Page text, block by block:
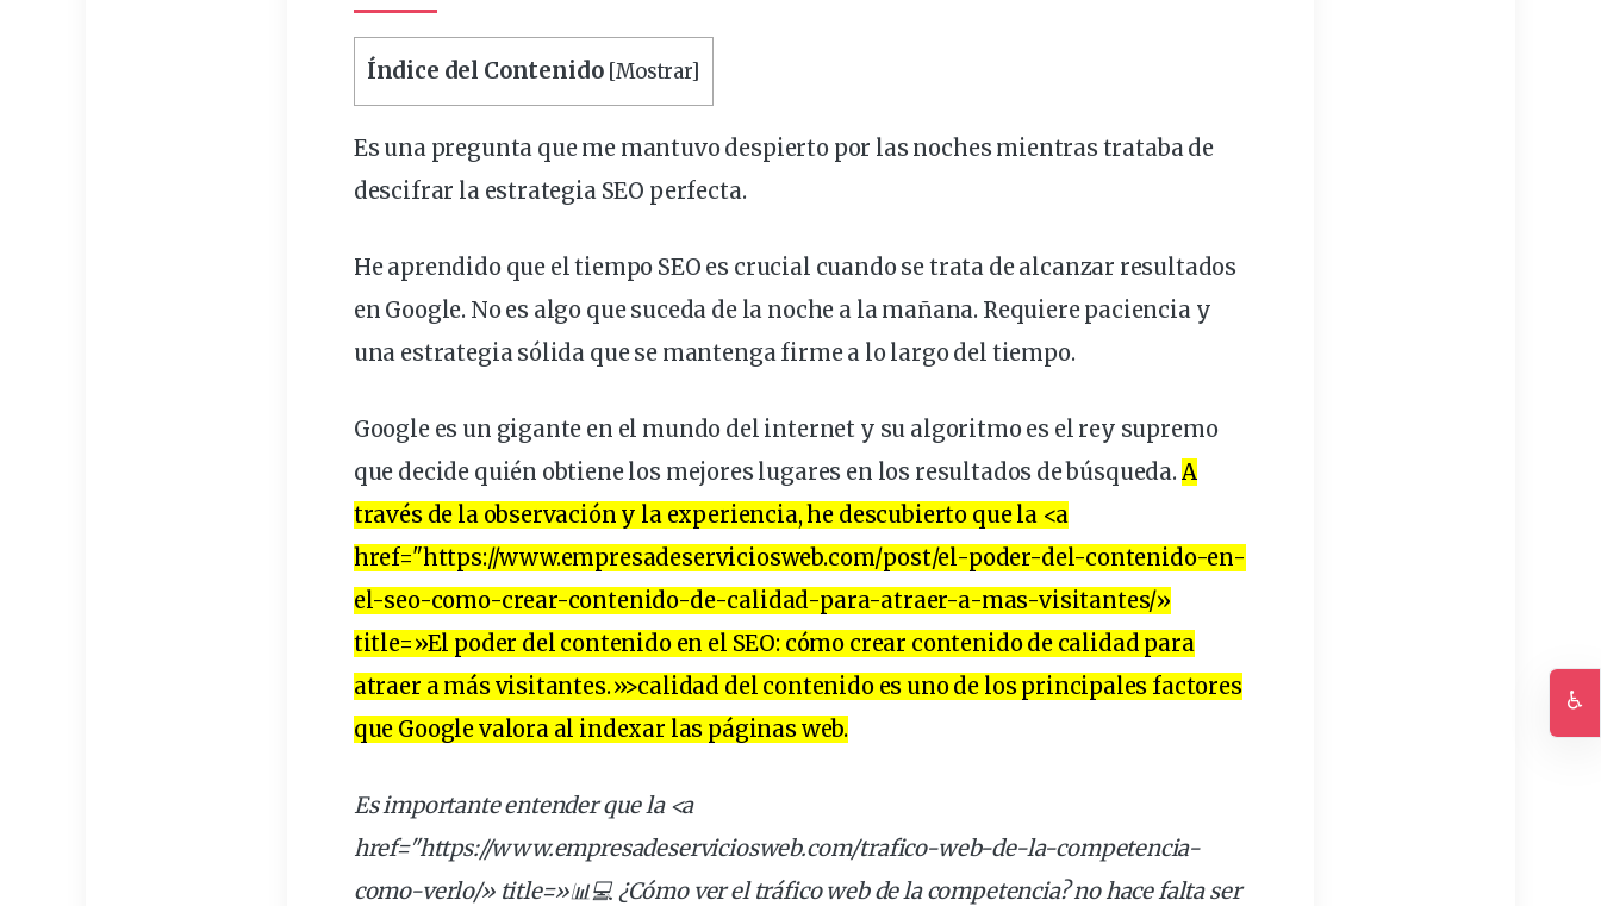
Índice del Contenido [Mostrar]
Es una pregunta que me mantuvo despierto por las noches mientras trataba de
descifrar la estrategia SEO perfecta.
He aprendido que el tiempo SEO es crucial cuando se trata de alcanzar resultados
en Google. No es algo que suceda de la noche a lamañana. Requiere paciencia y
una estrategia sólida que se mantenga firme a lolargodel tiempo.
Google es un gigante en el mundo del internet y su algoritmo es el rey supremo
que decide quién obtiene los mejores lugares en los resultados de búsqueda. A
través de la observación y la experiencia, he descubierto que la <a
href="https://www.empresadeserviciosweb.com/post/el-poder-del-contenido-en-
el-seo-como-crear-contenido-de-calidad-para-atraer-a-mas-visitantes/»
title=»El poder del contenido en el SEO: cómo crear contenido de calidad para
atraer a más visitantes.»>calidad del contenido es uno de los principales factores
que Google valora al indexar las páginas web.
Es importante entender que la <a
href="https://www.empresadeserviciosweb.com/trafico-web-de-la-competencia-
como-verlo/» title=»📊💻 ¿Cómo ver el tráfico web de la competencia? no hace falta ser
♿